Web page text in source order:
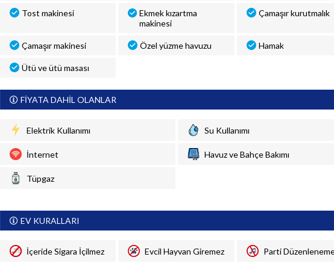
Tost makinesi
Ekmek kızartma
makinesi
Çamaşır kurutmalık
Çamaşır makinesi Özel yüzme havuzu Hamak
Ütü ve ütü masası
FİYATA DAHİL OLANLAR
Elektrik Kullanımı Su Kullanımı
İnternet Havuz ve Bahçe Bakımı
Tüpgaz
EV KURALLARI
İçeride Sigara İçilmez Evcil Hayvan Giremez Parti